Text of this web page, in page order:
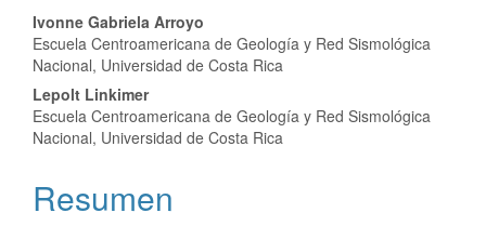
Contenido
principal
del
artículo
Ivonne Gabriela Arroyo
Escuela Centroamericana de Geología y Red Sismológica
Nacional, Universidad de Costa Rica
Lepolt Linkimer
Escuela Centroamericana de Geología y Red Sismológica
Nacional, Universidad de Costa Rica
Resumen